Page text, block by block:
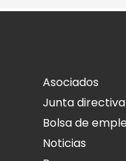
Asociados
Junta directiva
Bolsa de
Noticias